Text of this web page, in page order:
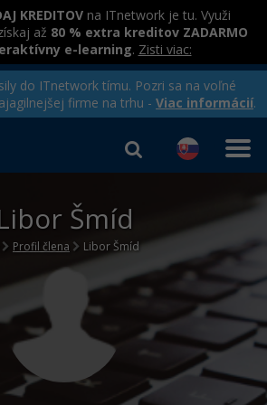
KREDITOV na ITnetwork je tu. Využi
až 80 % extra kreditov ZADARMO
e-learning. Zisti viac:
do ITnetwork tímu. Pozri sa na voľné
firme na trhu - Viac informácií.
kurzy
práce
softvéru
-30%
-80%
Šmíd
Profil člena Libor Šmíd